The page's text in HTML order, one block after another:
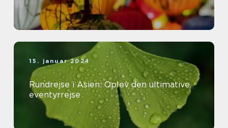
15. januar 2024
Rundrejse i Asien: Oplev den ultimative
eventyrrejse